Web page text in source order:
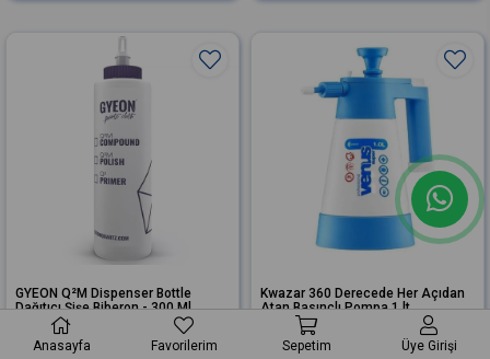
GYEON Q²M Dispenser Bottle
Dağıtıcı Şişe Biberon - 300 Ml
₺200,00
Kwazar 360 Derecede Her Açıdan
Atan Basınçlı Pompa 1 lt
₺1.300,00
Anasayfa Favorilerim Sepetim Üye Girişi